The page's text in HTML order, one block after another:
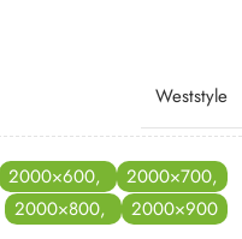
Weststyle
2000×600, 2000×700,
2000×800, 2000×900